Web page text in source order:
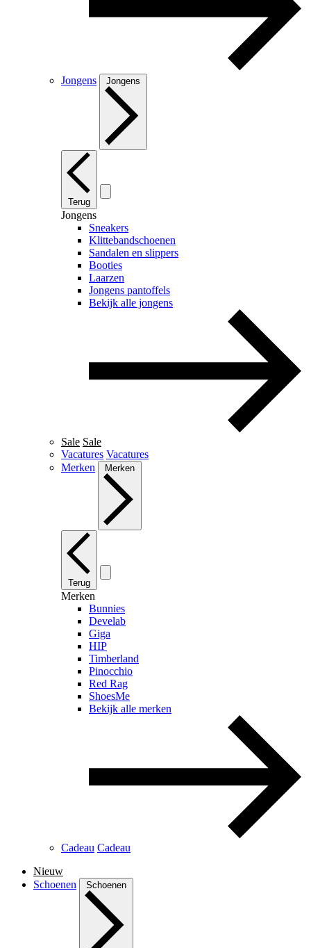
Jongens Jongens
Terug
Jongens
Sneakers
Klittebandschoenen
Sandalen en slippers
Booties
Laarzen
Jongens pantoffels
Bekijk alle jongens
Sale Sale
Vacatures Vacatures
Merken
Merken
Terug
Merken
Bunnies
Develab
Giga
HIP
Timberland
Pinocchio
Red Rag
ShoesMe
Bekijk alle merken
Cadeau Cadeau
Nieuw
Schoenen
Schoenen